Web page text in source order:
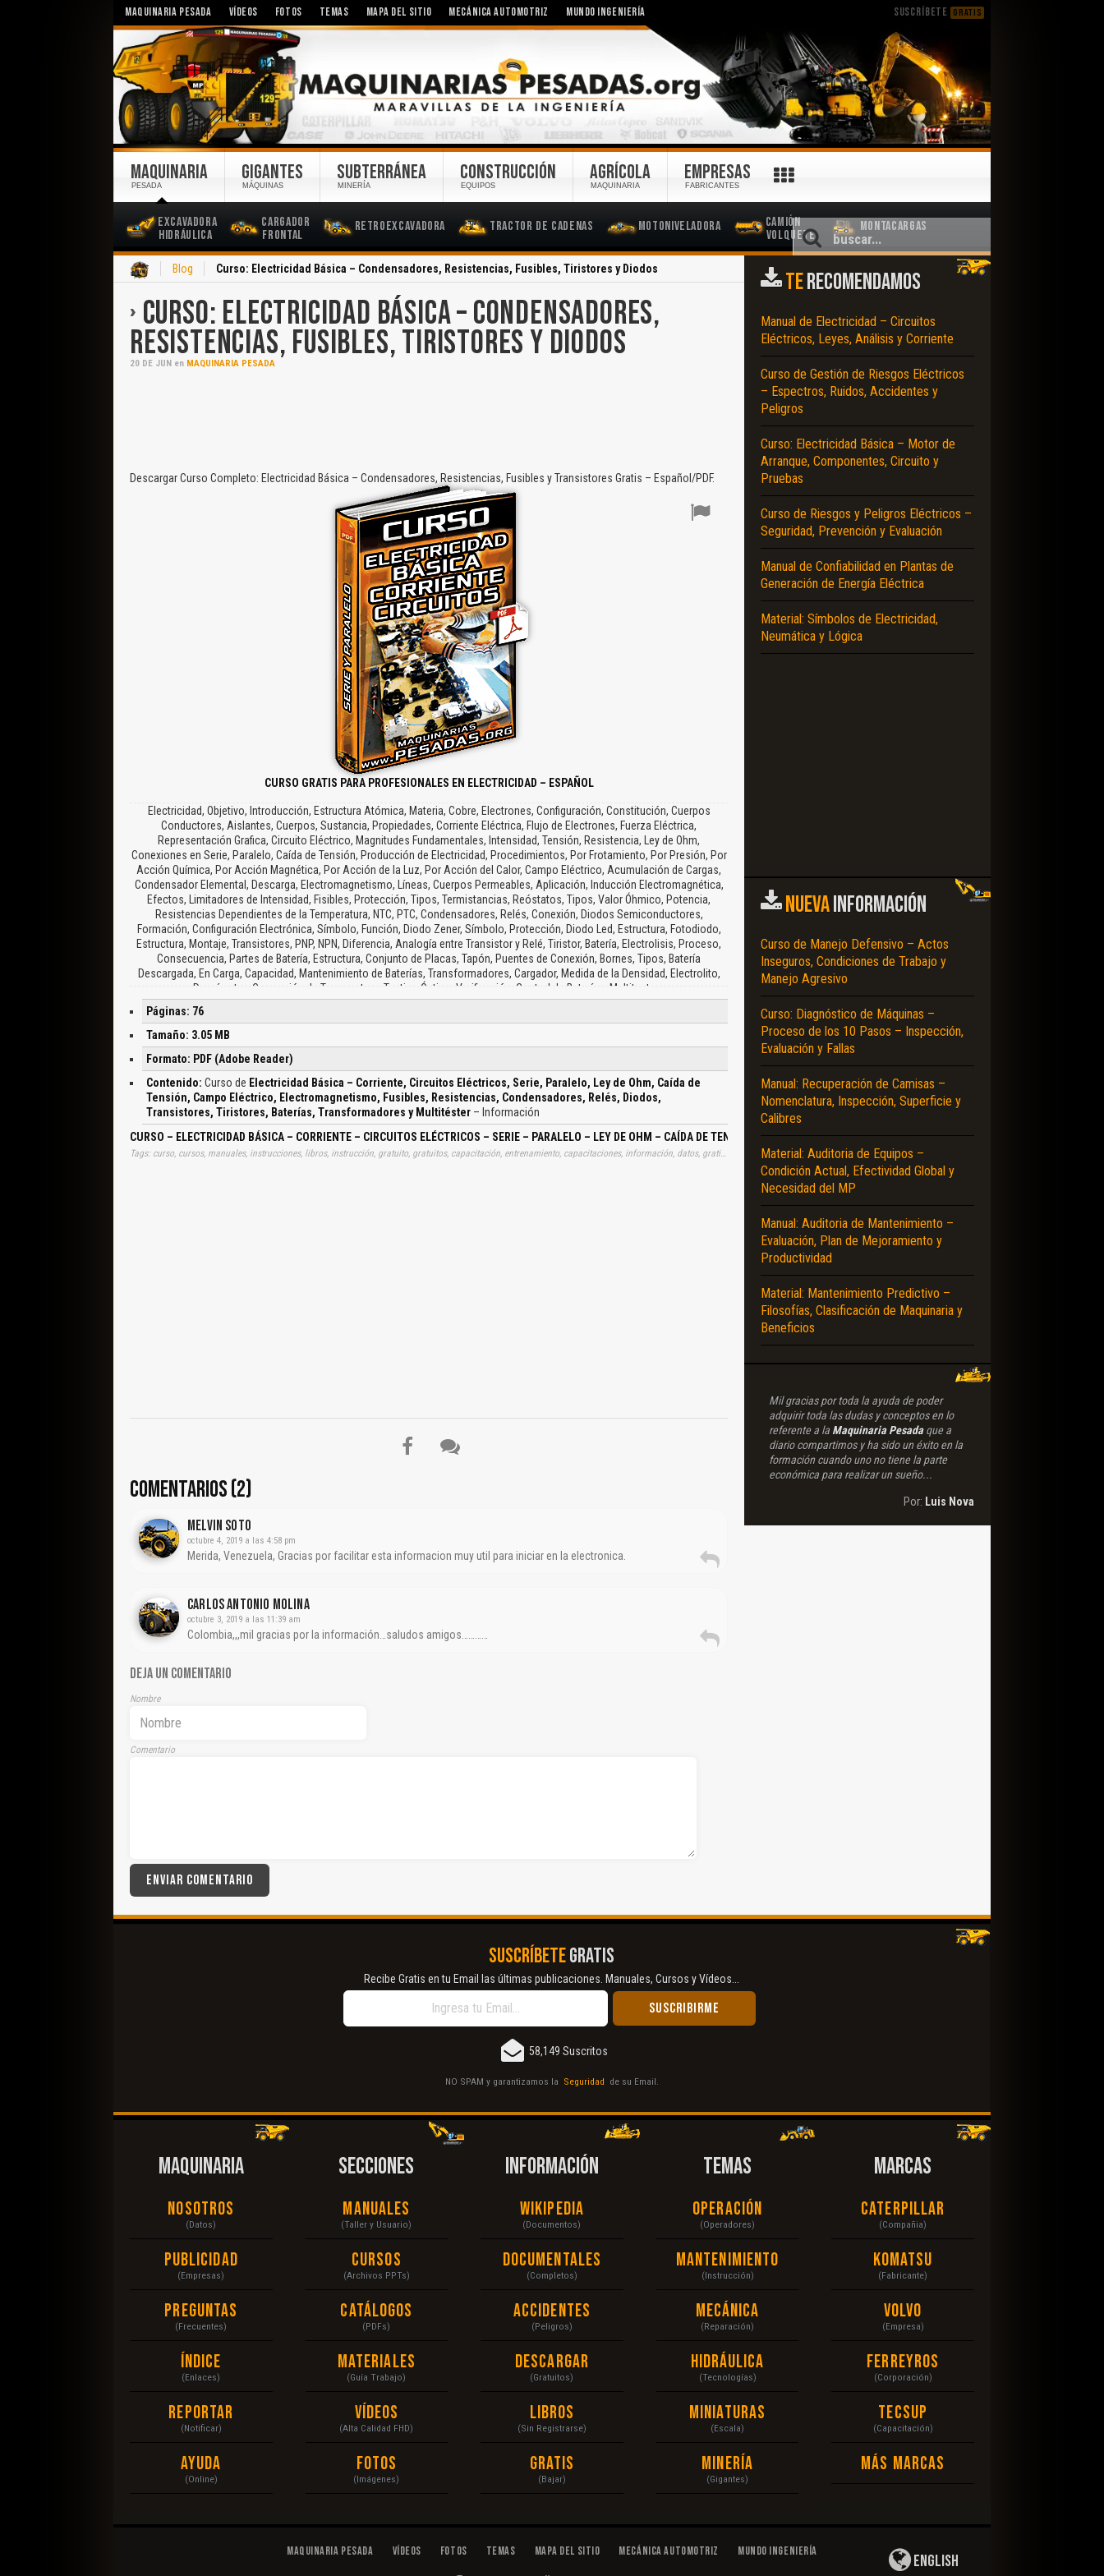
MAQUINARIA PESADA VÍDEOS FOTOS TEMAS MAPA DEL SITIO MECÁNICA AUTOMOTRIZ MUNDO INGENIERÍA SUSCRÍBETE GRATIS
MAQUINARIA
PESADA
Excavadora
Hidráulica
Cargador
Frontal
Retroexcavadora Tractor de Cadenas Motoniveladora
Camión
Volquete
Montacargas
GIGANTES
MÁQUINAS
SUBTERRÁNEA
MINERÍA
CONSTRUCCIÓN
EQUIPOS
AGRÍCOLA
MAQUINARIA
EMPRESAS
FABRICANTES
Blog Curso: Electricidad Básica – Condensadores, Resistencias, Fusibles, Tiristores y Diodos
CURSO: ELECTRICIDAD BÁSICA – CONDENSADORES,
RESISTENCIAS, FUSIBLES, TIRISTORES Y DIODOS
20 DE JUN en MAQUINARIA PESADA
Descargar Curso Completo: Electricidad Básica – Condensadores, Resistencias, Fusibles y Transistores Gratis – Español/PDF.
CURSO GRATIS PARA PROFESIONALES EN ELECTRICIDAD – ESPAÑOL
Electricidad, Objetivo, Introducción, Estructura Atómica, Materia, Cobre, Electrones, Configuración, Constitución, Cuerpos
Conductores, Aislantes, Cuerpos, Sustancia, Propiedades, Corriente Eléctrica, Flujo de Electrones, Fuerza Eléctrica,
Representación Grafica, Circuito Eléctrico, Magnitudes Fundamentales, Intensidad, Tensión, Resistencia, Ley de Ohm,
Conexiones en Serie, Paralelo, Caída de Tensión, Producción de Electricidad, Procedimientos, Por Frotamiento, Por Presión, Por
Acción Química, Por Acción Magnética, Por Acción de la Luz, Por Acción del Calor, Campo Eléctrico, Acumulación de Cargas,
Condensador Elemental, Descarga, Electromagnetismo, Líneas, Cuerpos Permeables, Aplicación, Inducción Electromagnética,
Efectos, Limitadores de Intensidad, Fisibles, Protección, Tipos, Termistancias, Reóstatos, Tipos, Valor Óhmico, Potencia,
Resistencias Dependientes de la Temperatura, NTC, PTC, Condensadores, Relés, Conexión, Diodos Semiconductores,
Formación, Configuración Electrónica, Símbolo, Función, Diodo Zener, Símbolo, Protección, Diodo Led, Estructura, Fotodiodo,
Estructura, Montaje, Transistores, PNP, NPN, Diferencia, Analogía entre Transistor y Relé, Tiristor, Batería, Electrolisis, Proceso,
Consecuencia, Partes de Batería, Estructura, Conjunto de Placas, Tapón, Puentes de Conexión, Bornes, Tipos, Batería
Descargada, En Carga, Capacidad, Mantenimiento de Baterías, Transformadores, Cargador, Medida de la Densidad, Electrolito,
Densímetro, Corrección de Temperatura, Testigo Óptico, Verificación, Control de Baterías, Multitester…
Páginas: 76
Tamaño: 3.05 MB
Formato: PDF (Adobe Reader)
Contenido: Curso de Electricidad Básica – Corriente, Circuitos Eléctricos, Serie, Paralelo, Ley de Ohm, Caída de
Tensión, Campo Eléctrico, Electromagnetismo, Fusibles, Resistencias, Condensadores, Relés, Diodos,
Transistores, Tiristores, Baterías, Transformadores y Multitéster– Información
CURSO – ELECTRICIDAD BÁSICA – CORRIENTE – CIRCUITOS ELÉCTRICOS – SERIE – PARALELO – LEY DE OHM – CAÍDA DE TENSIÓN – CAMPO ELÉCTRICO – ELECTROMAGNETISMO – FUSIBLES –
Tags: curso, cursos, manuales, instrucciones, libros, instrucción, gratuito, gratuitos, capacitación, entrenamiento, capacitaciones, información, datos, gratis, descargar, electricidades, basicas, corrientes, circuitos, electricos, series, paralelos, ley, ohm, caidas, tensiones, campos, electricos, electromagnetismos, fusibles, resistencias, condensadores, reles, diodos, transistores, tiristores, baterias, transformadores, multitester, aprender, descargas
COMENTARIOS (2)
MELVIN SOTO
octubre 4, 2019 a las 4:58 pm
Merida, Venezuela, Gracias por facilitar esta informacion muy util para iniciar en la electronica.
CARLOS ANTONIO MOLINA
octubre 3, 2019 a las 11:39 am
Colombia,,,mil gracias por la información…saludos amigos…………
DEJA UN COMENTARIO
Nombre
Comentario
TERECOMENDAMOS
Manual de Electricidad – Circuitos
Eléctricos, Leyes, Análisis y Corriente
Curso de Gestión de Riesgos Eléctricos
– Espectros, Ruidos, Accidentes y
Peligros
Curso: Electricidad Básica – Motor de
Arranque, Componentes, Circuito y
Pruebas
Curso de Riesgos y Peligros Eléctricos –
Seguridad, Prevención y Evaluación
Manual de Confiabilidad en Plantas de
Generación de Energía Eléctrica
Material: Símbolos de Electricidad,
Neumática y Lógica
NUEVAINFORMACIÓN
Curso de Manejo Defensivo – Actos
Inseguros, Condiciones de Trabajo y
Manejo Agresivo
Curso: Diagnóstico de Máquinas –
Proceso de los 10 Pasos – Inspección,
Evaluación y Fallas
Manual: Recuperación de Camisas –
Nomenclatura, Inspección, Superficie y
Calibres
Material: Auditoria de Equipos –
Condición Actual, Efectividad Global y
Necesidad del MP
Manual: Auditoria de Mantenimiento –
Evaluación, Plan de Mejoramiento y
Productividad
Material: Mantenimiento Predictivo –
Filosofías, Clasificación de Maquinaria y
Beneficios
Mil gracias por toda la ayuda de poder
adquirir toda las dudas y conceptos en lo
referente a la Maquinaria Pesadaque a
diario compartimos y ha sido un éxito en la
formación cuando uno no tiene la parte
económica para realizar un sueño...
Por: Luis Nova
SUSCRÍBETEGRATIS
Recibe Gratis en tu Email las últimas publicaciones. Manuales, Cursos y Vídeos...
58,149 Suscritos
NO SPAM y garantizamos la Seguridad de su Email.
MAQUINARIA
Nosotros
(Datos)
Publicidad
(Empresas)
Preguntas
(Frecuentes)
Índice
(Enlaces)
Reportar
(Notificar)
Ayuda
(Online)
SECCIONES
Manuales
(Taller y Usuario)
Cursos
(Archivos PPTs)
Catálogos
(PDFs)
Materiales
(Guía Trabajo)
Vídeos
(Alta Calidad FHD)
Fotos
(Imágenes)
INFORMACIÓN
Wikipedia
(Documentos)
Documentales
(Completos)
Accidentes
(Peligros)
Descargar
(Gratuitos)
Libros
(Sin Registrarse)
Gratis
(Bajar)
TEMAS
Operación
(Operadores)
Mantenimiento
(Instrucción)
Mecánica
(Reparación)
Hidráulica
(Tecnologías)
Miniaturas
(Escala)
Minería
(Gigantes)
MARCAS
Caterpillar
(Compañia)
Komatsu
(Fabricante)
Volvo
(Empresa)
Ferreyros
(Corporación)
Tecsup
(Capacitación)
Más Marcas
Maquinaria Pesada Vídeos Fotos Temas Mapa del Sitio Mecánica Automotriz Mundo Ingeniería
English